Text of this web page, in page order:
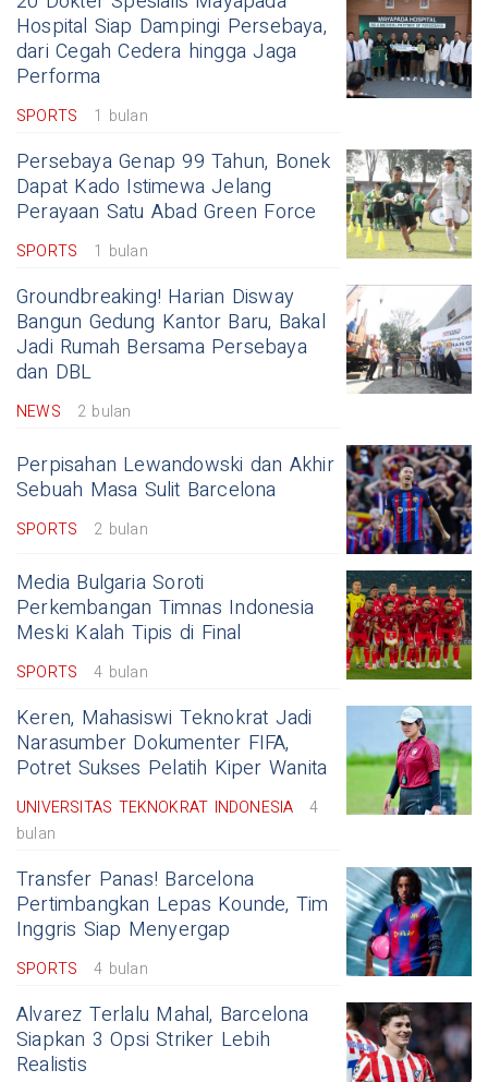
Hospital Siap Dampingi Persebaya,
dari Cegah Cedera hingga Jaga
Performa
SPORTS 1 bulan
Persebaya Genap 99 Tahun, Bonek
Dapat Kado Istimewa Jelang
Perayaan Satu Abad Green Force
SPORTS 1 bulan
Groundbreaking! Harian Disway
Bangun Gedung Kantor Baru, Bakal
Jadi Rumah Bersama Persebaya
dan DBL
NEWS 2 bulan
Perpisahan Lewandowski dan Akhir
Sebuah Masa Sulit Barcelona
SPORTS 2 bulan
Media Bulgaria Soroti
Perkembangan Timnas Indonesia
Meski Kalah Tipis di Final
SPORTS 4 bulan
Keren, Mahasiswi Teknokrat Jadi
Narasumber Dokumenter FIFA,
Potret Sukses Pelatih Kiper Wanita
UNIVERSITAS TEKNOKRAT INDONESIA
4
bulan
Transfer Panas! Barcelona
Pertimbangkan Lepas Kounde, Tim
Inggris Siap Menyergap
SPORTS 4 bulan
Alvarez Terlalu Mahal, Barcelona
Siapkan 3 Opsi Striker Lebih
Realistis